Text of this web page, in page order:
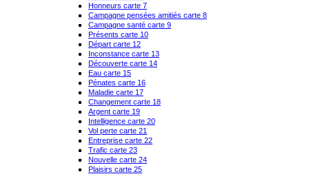
Honneurs carte 7
Campagne pensées amitiés carte 8
Campagne santé carte 9
Présents carte 10
Départ carte 12
Inconstance carte 13
Découverte carte 14
Eau carte 15
Pénates carte 16
Maladie carte 17
Changement carte 18
Argent carte 19
Intelligence carte 20
Vol perte carte 21
Entreprise carte 22
Trafic carte 23
Nouvelle carte 24
Plaisirs carte 25